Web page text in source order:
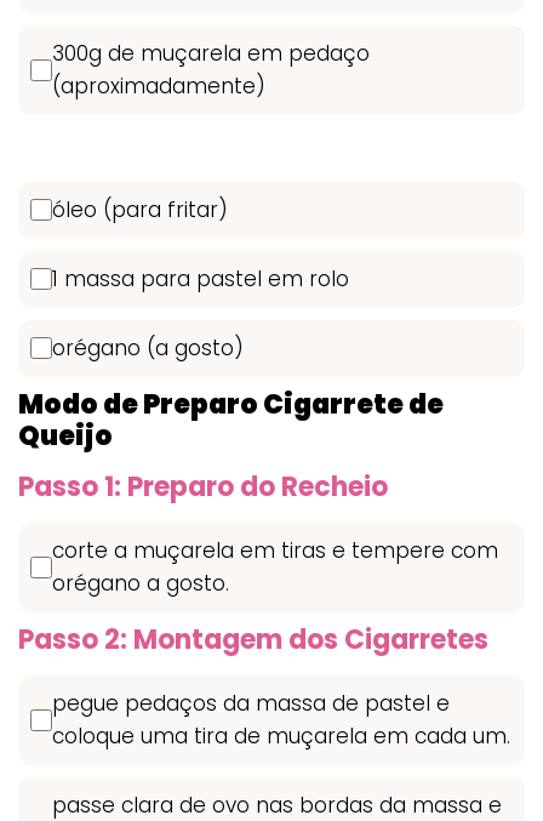
300g de muçarela em pedaço
(aproximadamente)
óleo (para fritar)
1 massa para pastel em rolo
orégano (a gosto)
Modo de Preparo Cigarrete de
Queijo
Passo 1: Preparo do Recheio
corte a muçarela em tiras e tempere com
orégano a gosto.
Passo 2: Montagem dos Cigarretes
pegue pedaços da massa de pastel e
coloque uma tira de muçarela em cada um.
passe clara de ovo nas bordas da massa e